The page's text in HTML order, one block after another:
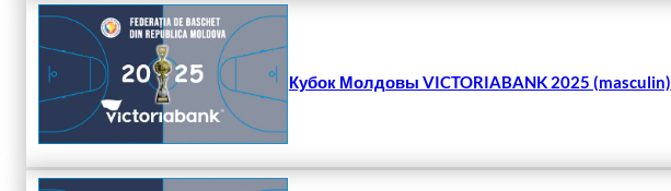
Кубок Молдовы VICTORIABANK 2025 (masculin)